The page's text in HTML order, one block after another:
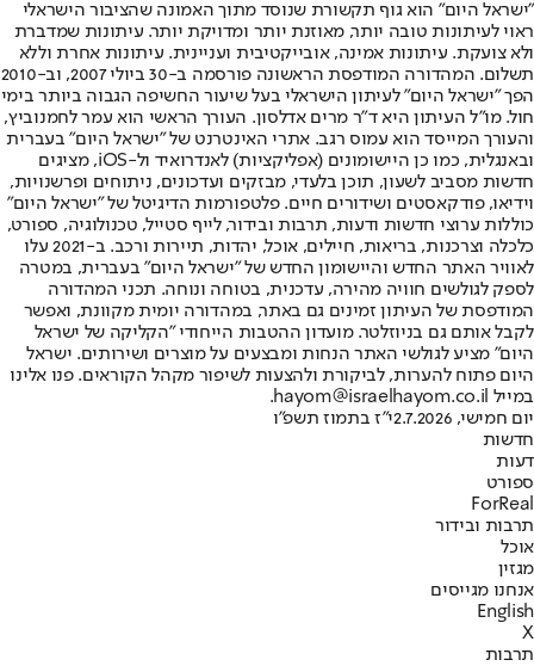
"ישראל היום" הוא גוף תקשורת שנוסד מתוך האמונה שהציבור הישראלי
ראוי לעיתונות טובה יותר, מאוזנת יותר ומדויקת יותר. עיתונות שמדברת
ולא צועקת. עיתונות אמינה, אובייקטיבית ועניינית. עיתונות אחרת וללא
תשלום. המהדורה המודפסת הראשונה פורסמה ב-30 ביולי 2007, וב-2010
הפך "ישראל היום" לעיתון הישראלי בעל שיעור החשיפה הגבוה ביותר בימי
חול. מו"ל העיתון היא ד"ר מרים אדלסון. העורך הראשי הוא עמר לחמנוביץ,
והעורך המייסד הוא עמוס רגב. אתרי האינטרנט של "ישראל היום" בעברית
ובאנגלית, כמו כן היישומונים (אפליקציות) לאנדרואיד ול-iOS, מציגים
חדשות מסביב לשעון, תוכן בלעדי, מבזקים ועדכונים, ניתוחים ופרשנויות,
וידיאו, פודקאסטים ושידורים חיים. פלטפורמות הדיגיטל של "ישראל היום"
כוללות ערוצי חדשות ודעות, תרבות ובידור, לייף סטייל, טכנולוגיה, ספורט,
כלכלה וצרכנות, בריאות, חיילים, אוכל, יהדות, תיירות ורכב. ב-2021 עלו
לאוויר האתר החדש והיישומון החדש של "ישראל היום" בעברית, במטרה
לספק לגולשים חוויה מהירה, עדכנית, בטוחה ונוחה. תכני המהדורה
המודפסת של העיתון זמינים גם באתר, במהדורה יומית מקוונת, ואפשר
לקבל אותם גם בניוזלטר. מועדון ההטבות הייחודי "הקליקה של ישראל
היום" מציע לגולשי האתר הנחות ומבצעים על מוצרים ושירותים. ישראל
היום פתוח להערות, לביקורת ולהצעות לשיפור מקהל הקוראים. פנו אלינו
במייל hayom@israelhayom.co.il.
יום חמישי, 2.7.2026
י"ז בתמוז תשפ"ו
חדשות
דעות
ספורט
ForReal
תרבות ובידור
אוכל
מגזין
אנחנו מגייסים
English
X
תרבות